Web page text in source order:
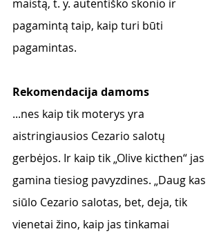
maistą, t. y. autentiško skonio ir
pagamintą taip, kaip turi būti
pagamintas.
Rekomendacija damoms
...nes kaip tik moterys yra
aistringiausios Cezario salotų
gerbėjos. Ir kaip tik „Olive kicthen“ jas
gamina tiesiog pavyzdines. „Daug kas
siūlo Cezario salotas, bet, deja, tik
vienetai žino, kaip jas tinkamai